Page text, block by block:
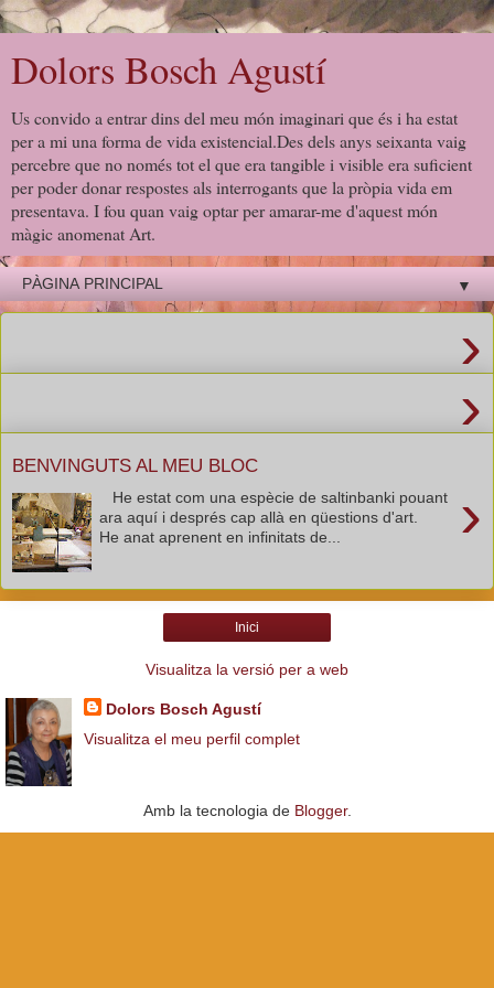
Dolors Bosch Agustí
Us convido a entrar dins del meu món imaginari que és i ha estat
per a mi una forma de vida existencial.Des dels anys seixanta vaig
percebre que no només tot el que era tangible i visible era suficient
per poder donar respostes als interrogants que la pròpia vida em
presentava. I fou quan vaig optar per amarar-me d'aquest món
màgic anomenat Art.
▼
›
›
BENVINGUTS AL MEU BLOC
›
He estat com una espècie de saltinbanki pouant
ara aquí i després cap allà en qüestions d'art.
He anat aprenent en infinitats de...
Inici
Visualitza la versió per a web
Dolors Bosch Agustí
Visualitza el meu perfil complet
Amb la tecnologia de Blogger.